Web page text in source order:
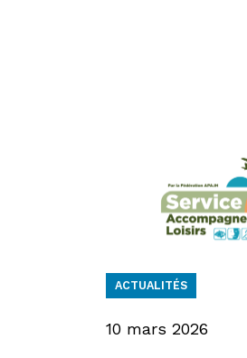
ACTUALITÉS
10 mars 2026